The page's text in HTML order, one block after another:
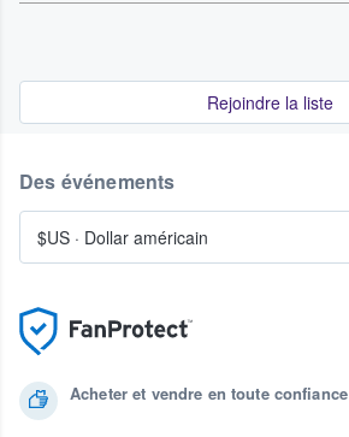
Rejoindre la liste
Acheter et vendre en toute confiance
Des événements
$US · Dollar américain